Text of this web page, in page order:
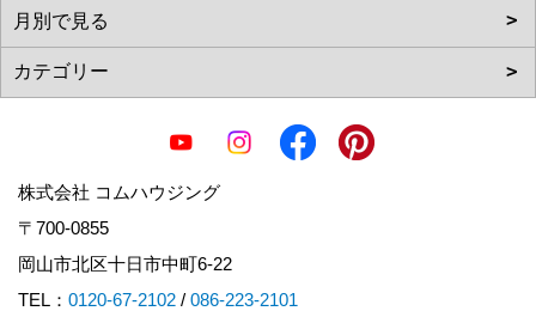
株式会社 コムハウジング
〒700-0855
岡山市北区十日市中町6-22
TEL： 0120-67-2102 / 086-223-2101